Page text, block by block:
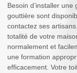
Besoin d’installer
gouttière sont
contactez ses
totalité de votre
normalement et
une formation
efficacement. Votre